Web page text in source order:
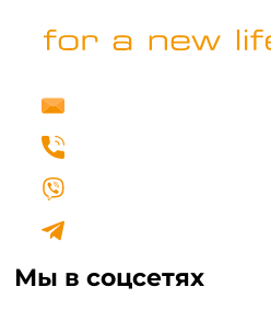
Мы в соцсетях